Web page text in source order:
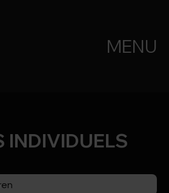
MENU
INDIVIDUELS